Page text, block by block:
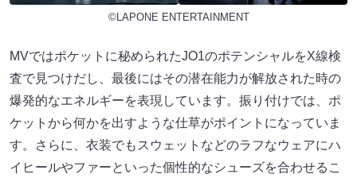
©LAPONE ENTERTAINMENT
MVではポケットに秘められたJO1のポテンシャルをX線検
査で⾒つけだし、最後にはその潜在能⼒が解放された時の
爆発的なエネルギーを表現しています。振り付けでは、ポ
ケットから何かを出すような仕草がポイントになっていま
す。さらに、⾐装でもスウェットなどのラフなウェアにハ
イヒールやファーといった個性的なシューズを合わせるこ